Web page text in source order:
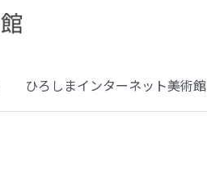
ひろしまインターネット美術館